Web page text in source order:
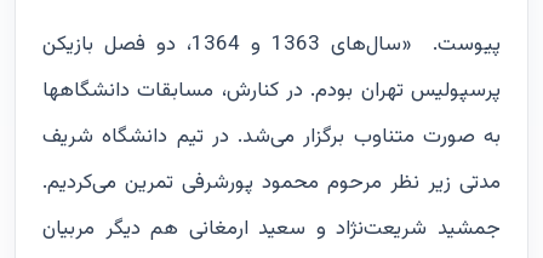
پیوست.
«سال‌های 1363 و 1364، دو فصل بازیکن
پرسپولیس تهران بودم. در کنارش، مسابقات دانشگاهها
به صورت متناوب برگزار می‌شد. در تیم دانشگاه شریف
مدتی زیر نظر مرحوم محمود پورشرفی تمرین می‌کردیم.
جمشید شریعت‌نژاد و سعید ارمغانی هم دیگر مربیان